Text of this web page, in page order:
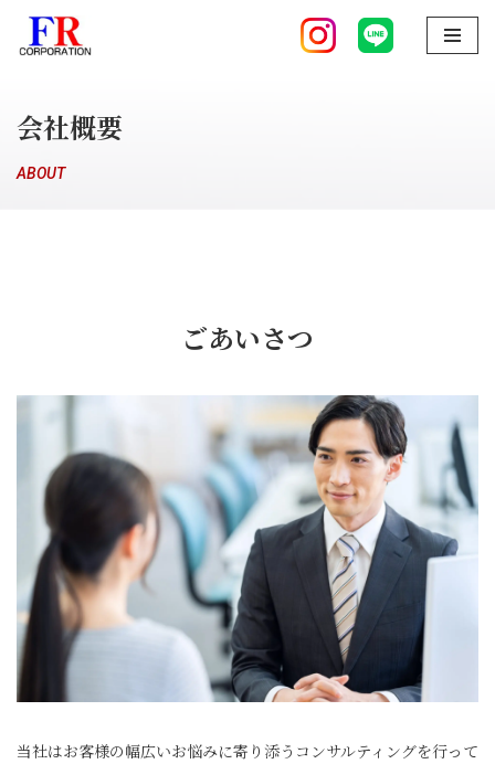
コ
テ
ン
ツ
会社概要
ABOUT
ごあいさつ
当社はお客様の幅広いお悩みに寄り添うコンサルティングを行って